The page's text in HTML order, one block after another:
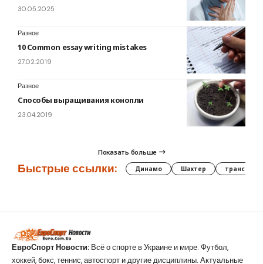
30.05.2025
Разное
10 Common essay writing mistakes
27.02.2019
Разное
Способы выращивания конопли
23.04.2019
Показать больше
Быстрые ссылки: Динамо Шахтер трансферы
ЕвроСпорт Новости: Всё о спорте в Украине и мире. Футбол,
хоккей, бокс, теннис, автоспорт и другие дисциплины. Актуальные